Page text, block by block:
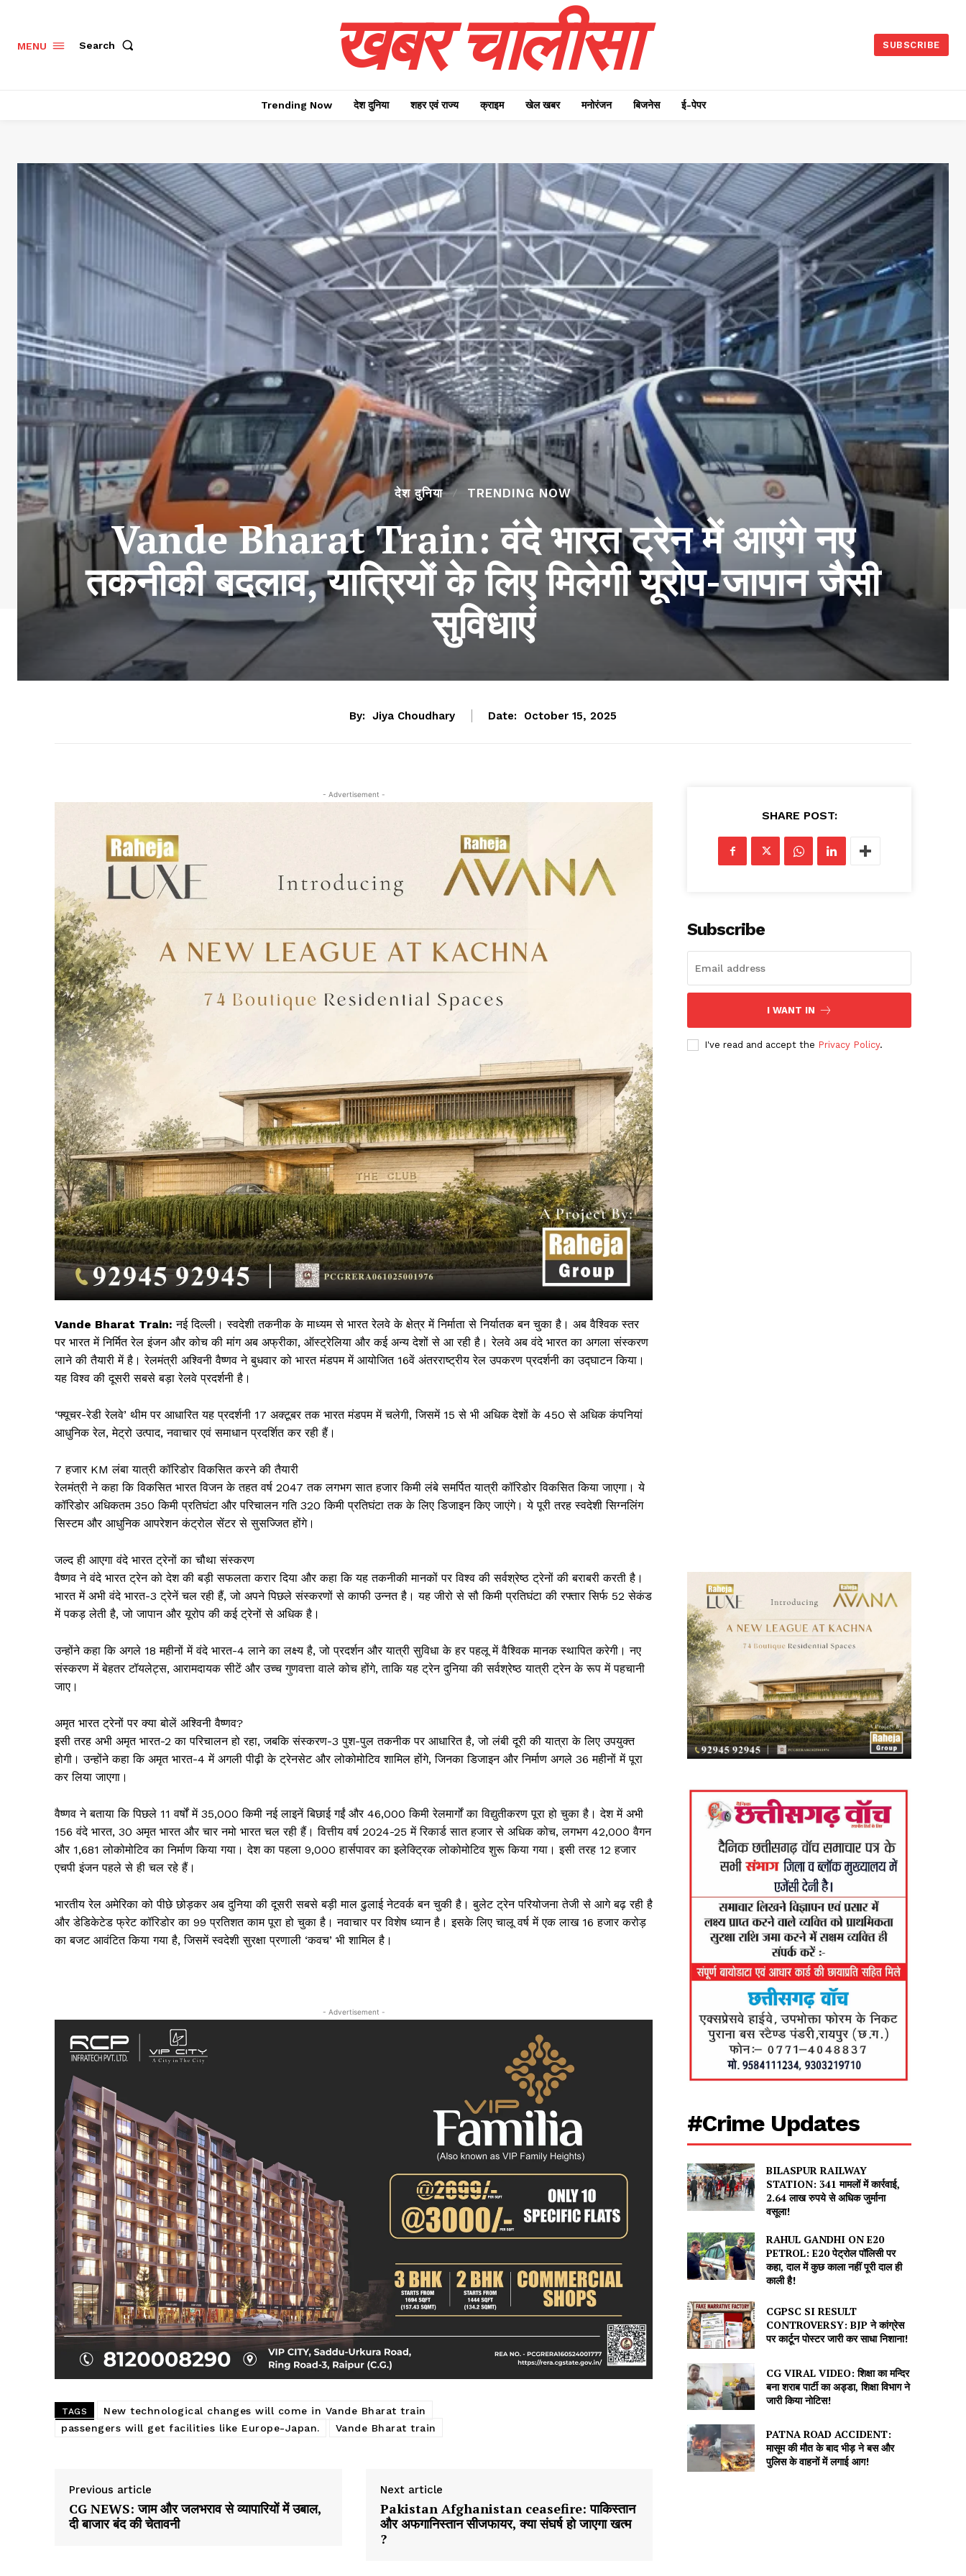
सिर्फ सच !!!
SUBSCRIBE NOW
Khabarchalisa News
देश दुनिया
शहर एवं राज्य
मनोरंजन
MENU Search खबर चालीसा SUBSCRIBE
Trending Now देश दुनिया शहर एवं राज्य क्राइम खेल खबर मनोरंजन बिजनेस ई-पेपर
देश दुनिया TRENDING NOW
Vande Bharat Train: वंदे भारत ट्रेन में आएंगे नए
तकनीकी बदलाव, यात्रियों के लिए मिलेगी यूरोप-जापान जैसी
सुविधाएं
By: Jiya Choudhary Date: October 15, 2025
- Advertisement -
Vande Bharat Train: नई दिल्ली। स्वदेशी तकनीक के माध्यम से भारत रेलवे के क्षेत्र में निर्माता से निर्यातक बन चुका है। अब वैश्विक स्तर
पर भारत में निर्मित रेल इंजन और कोच की मांग अब अफ्रीका, ऑस्ट्रेलिया और कई अन्य देशों से आ रही है। रेलवे अब वंदे भारत का अगला संस्करण
लाने की तैयारी में है। रेलमंत्री अश्विनी वैष्णव ने बुधवार को भारत मंडपम में आयोजित 16वें अंतरराष्ट्रीय रेल उपकरण प्रदर्शनी का उद्घाटन किया।
यह विश्व की दूसरी सबसे बड़ा रेलवे प्रदर्शनी है।
‘फ्यूचर-रेडी रेलवे’ थीम पर आधारित यह प्रदर्शनी 17 अक्टूबर तक भारत मंडपम में चलेगी, जिसमें 15 से भी अधिक देशों के 450 से अधिक कंपनियां
आधुनिक रेल, मेट्रो उत्पाद, नवाचार एवं समाधान प्रदर्शित कर रही हैं।
7 हजार KM लंबा यात्री कॉरिडोर विकसित करने की तैयारी
रेलमंत्री ने कहा कि विकसित भारत विजन के तहत वर्ष 2047 तक लगभग सात हजार किमी लंबे समर्पित यात्री कॉरिडोर विकसित किया जाएगा। ये
कॉरिडोर अधिकतम 350 किमी प्रतिघंटा और परिचालन गति 320 किमी प्रतिघंटा तक के लिए डिजाइन किए जाएंगे। ये पूरी तरह स्वदेशी सिग्नलिंग
सिस्टम और आधुनिक आपरेशन कंट्रोल सेंटर से सुसज्जित होंगे।
जल्द ही आएगा वंदे भारत ट्रेनों का चौथा संस्करण
वैष्णव ने वंदे भारत ट्रेन को देश की बड़ी सफलता करार दिया और कहा कि यह तकनीकी मानकों पर विश्व की सर्वश्रेष्ठ ट्रेनों की बराबरी करती है।
भारत में अभी वंदे भारत-3 ट्रेनें चल रही हैं, जो अपने पिछले संस्करणों से काफी उन्नत है। यह जीरो से सौ किमी प्रतिघंटा की रफ्तार सिर्फ 52 सेकंड
में पकड़ लेती है, जो जापान और यूरोप की कई ट्रेनों से अधिक है।
उन्होंने कहा कि अगले 18 महीनों में वंदे भारत-4 लाने का लक्ष्य है, जो प्रदर्शन और यात्री सुविधा के हर पहलू में वैश्विक मानक स्थापित करेगी। नए
संस्करण में बेहतर टॉयलेट्स, आरामदायक सीटें और उच्च गुणवत्ता वाले कोच होंगे, ताकि यह ट्रेन दुनिया की सर्वश्रेष्ठ यात्री ट्रेन के रूप में पहचानी
जाए।
अमृत भारत ट्रेनों पर क्या बोलें अश्विनी वैष्णव?
इसी तरह अभी अमृत भारत-2 का परिचालन हो रहा, जबकि संस्करण-3 पुश-पुल तकनीक पर आधारित है, जो लंबी दूरी की यात्रा के लिए उपयुक्त
होगी। उन्होंने कहा कि अमृत भारत-4 में अगली पीढ़ी के ट्रेनसेट और लोकोमोटिव शामिल होंगे, जिनका डिजाइन और निर्माण अगले 36 महीनों में पूरा
कर लिया जाएगा।
वैष्णव ने बताया कि पिछले 11 वर्षों में 35,000 किमी नई लाइनें बिछाई गईं और 46,000 किमी रेलमार्गों का विद्युतीकरण पूरा हो चुका है। देश में अभी
156 वंदे भारत, 30 अमृत भारत और चार नमो भारत चल रही हैं। वित्तीय वर्ष 2024-25 में रिकार्ड सात हजार से अधिक कोच, लगभग 42,000 वैगन
और 1,681 लोकोमोटिव का निर्माण किया गया। देश का पहला 9,000 हार्सपावर का इलेक्टि्रक लोकोमोटिव शुरू किया गया। इसी तरह 12 हजार
एचपी इंजन पहले से ही चल रहे हैं।
भारतीय रेल अमेरिका को पीछे छोड़कर अब दुनिया की दूसरी सबसे बड़ी माल ढुलाई नेटवर्क बन चुकी है। बुलेट ट्रेन परियोजना तेजी से आगे बढ़ रही है
और डेडिकेटेड फ्रेट कॉरिडोर का 99 प्रतिशत काम पूरा हो चुका है। नवाचार पर विशेष ध्यान है। इसके लिए चालू वर्ष में एक लाख 16 हजार करोड़
का बजट आवंटित किया गया है, जिसमें स्वदेशी सुरक्षा प्रणाली ‘कवच’ भी शामिल है।
- Advertisement -
TAGS
New technological changes will come in Vande Bharat train
passengers will get facilities like Europe-Japan.
Vande Bharat train
Previous article
CG NEWS: जाम और जलभराव से व्यापारियों में उबाल,
दी बाजार बंद की चेतावनी
Next article
Pakistan Afghanistan ceasefire: पाकिस्तान
और अफगानिस्तान सीजफायर, क्या संघर्ष हो जाएगा खत्म
?
SHARE POST:
Subscribe
I WANT IN
I've read and accept the Privacy Policy.
#Crime Updates
BILASPUR RAILWAY
STATION: 341 मामलों में कार्रवाई,
2.64 लाख रुपये से अधिक जुर्माना
वसूला!
RAHUL GANDHI ON E20
PETROL: E20 पेट्रोल पॉलिसी पर
कहा, दाल में कुछ काला नहीं पूरी दाल ही
काली है!
CGPSC SI RESULT
CONTROVERSY: BJP ने कांग्रेस
पर कार्टून पोस्टर जारी कर साधा निशाना!
CG VIRAL VIDEO: शिक्षा का मन्दिर
बना शराब पार्टी का अड्डा, शिक्षा विभाग ने
जारी किया नोटिस!
PATNA ROAD ACCIDENT:
मासूम की मौत के बाद भीड़ ने बस और
पुलिस के वाहनों में लगाई आग!